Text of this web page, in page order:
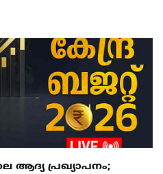
ആദ്യ പ്രഖ്യാപനം;